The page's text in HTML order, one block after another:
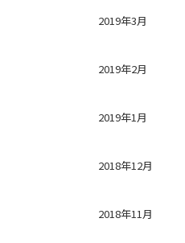
2019年3月
2019年2月
2019年1月
2018年12月
2018年11月